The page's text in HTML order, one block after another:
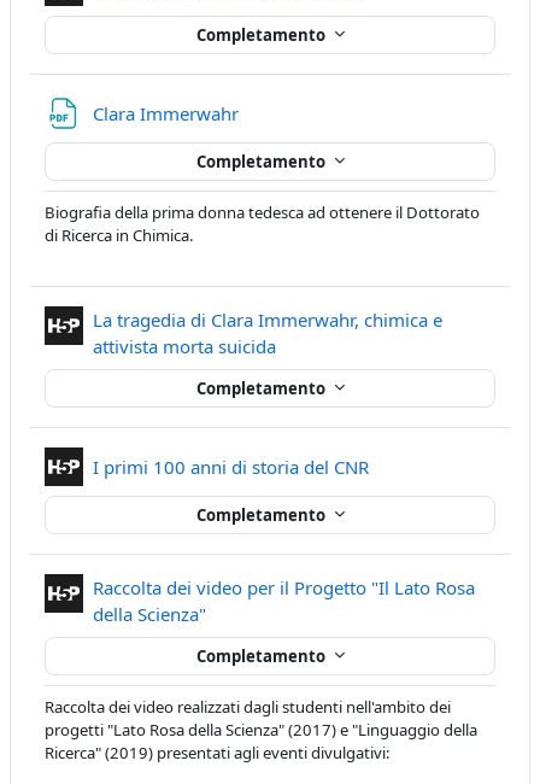
Completamento
Clara Immerwahr
Completamento
Biografia della prima donna tedesca ad ottenere il Dottorato
di Ricerca in Chimica.
La tragedia di Clara Immerwahr, chimica e
attivista morta suicidaContenuto Interattivo
Completamento
I primi 100 anni di storia del CNRContenuto
Completamento
Raccolta dei video per il Progetto "Il Lato Rosa
della Scienza"
Completamento
Raccolta dei video realizzati dagli studenti nell'ambito dei
progetti "Lato Rosa della Scienza" (2017) e "Linguaggio della
Ricerca" (2019) presentati agli eventi divulgativi: